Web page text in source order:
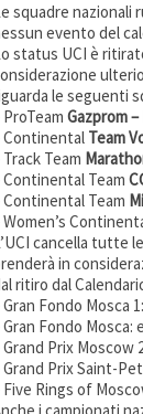
squadre nazionali
evento del
status UCI è
le seguenti
ProTeam Gazprom–
Continental Team
Track Team
Continental Team
Continental Team
Women’s
cancella tutte
in
ritiro dal
Gran Fondo Mosca
Gran Fondo Mosca:
Grand Prix Moscow
Grand Prix Saint-
Five Rings of